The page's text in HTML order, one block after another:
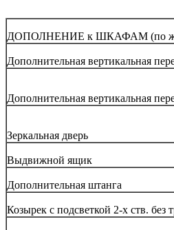
ДОПОЛНЕНИЕ к ШКАФАМ (по
Дополнительная вертикальная
Дополнительная вертикальная
Зеркальная дверь
Выдвижной ящик
Дополнительная штанга
Козырек с подсветкой 2-х ств. без